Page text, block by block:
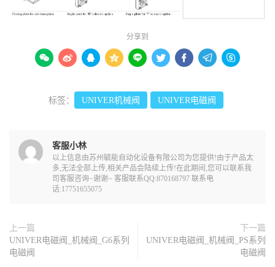
分享到
        
标签： UNIVER机械阀 UNIVER电磁阀
客服小林
以上信息由苏州毓能自动化设备有限公司为您提供!由于产品太
多,无法全部上传,相关产品会陆续上传!在此期间,您可以联系我
司客服咨询~谢谢~ 客服联系QQ:870168797 联系电
话:17751655075
上一篇
UNIVER电磁阀_机械阀_G6系列
电磁阀
下一篇
UNIVER电磁阀_机械阀_PS系列
电磁阀